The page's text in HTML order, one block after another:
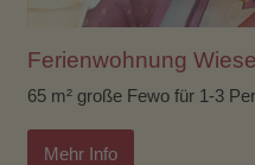
Ferienwohnung
65 m² große Fewo für 1-3
Mehr Info